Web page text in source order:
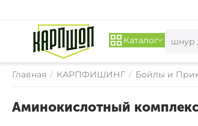
Каталог
Главная / КАРПФИШИНГ / Бойлы и
Аминокислотный